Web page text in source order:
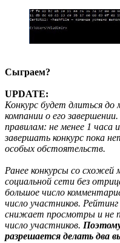
Сыграем?
UPDATE:
Конкурс будет длиться
компании о его
правилам: не менее 1 часа
завершать конкурс пока
особых обстоятельств.
Ранее конкурсы со схожей
социальной сети без
большое число
число участников.
снижает просмотры и не
число участников.
разрешается делать два